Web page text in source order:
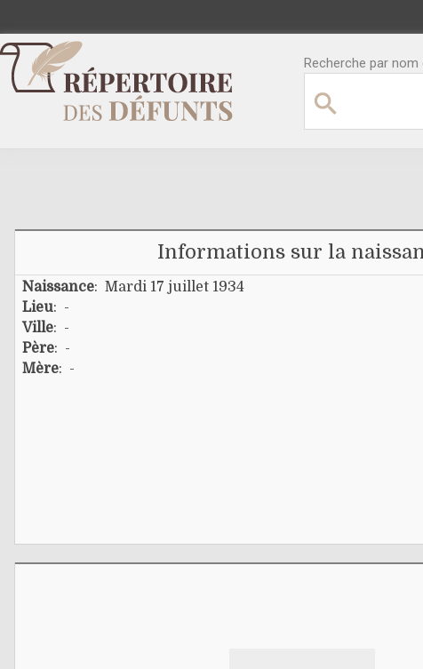
Recherche par nom
Informations sur la
Naissance: Mardi 17 juillet 1934
Lieu: -
Ville: -
Père: -
Mère: -